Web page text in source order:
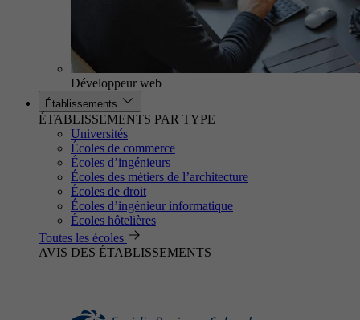
Développeur web
Établissements
ÉTABLISSEMENTS PAR TYPE
Universités
Écoles de commerce
Écoles d’ingénieurs
Écoles des métiers de l’architecture
Écoles de droit
Écoles d’ingénieur informatique
Écoles hôtelières
Toutes les écoles
AVIS DES ÉTABLISSEMENTS